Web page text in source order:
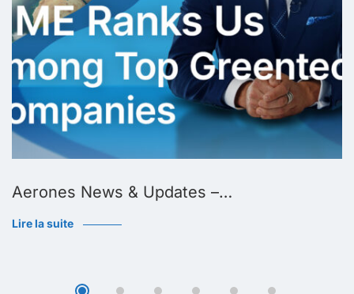
Aerones News & Updates –…
Lire la suite